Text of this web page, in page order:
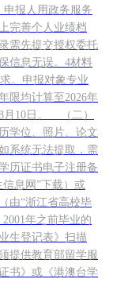
申报人用政务服务
完善个人业绩档
需先提交授权委托
信息无误。4材料
。申报对象专业
限均计算至2026年
月10日。 （二）
学位、照片、论文
系统无法提取，需
历证书电子注册备
息网”下载）或
由“浙江省高校毕
年之前毕业的
生登记表》扫描
提供教育部留学服
书》或《港澳台学